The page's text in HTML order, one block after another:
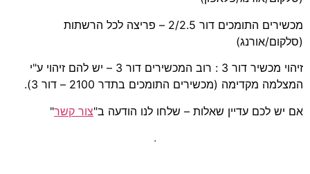
מכשירים התומכים דור 2/2.5 – פריצה לכל הרשתות
(סלקום/אורנג)
זיהוי מכשיר דור 3 : רוב המכשירים דור 3 – יש להם זיהוי ע"י
המצלמה מקדימה (מכשירים התומכים בתדר 2100 – דור 3).
אם יש לכם עדיין שאלות – שלחו לנו הודעה ב"צור קשר"
.